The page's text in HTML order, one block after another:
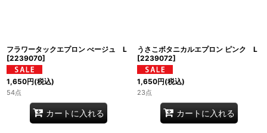
フラワータックエプロン べージュ L
[2239070]
1,650円(税込)
54点
カートに入れる
うさこボタニカルエプロン ピンク L
[2239072]
1,650円(税込)
23点
カートに入れる